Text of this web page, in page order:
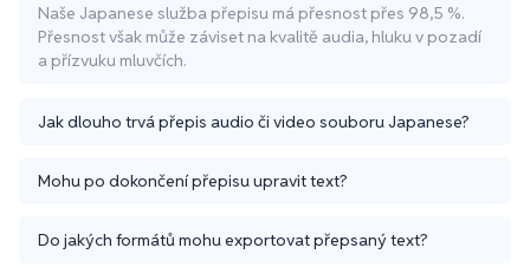
Naše Japanese služba přepisu má přesnost přes 98,5 %.
Přesnost však může záviset na kvalitě audia, hluku v pozadí
a přízvuku mluvčích.
Jak dlouho trvá přepis audio či video souboru Japanese?
Mohu po dokončení přepisu upravit text?
Do jakých formátů mohu exportovat přepsaný text?